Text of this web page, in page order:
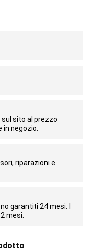
sito al prezzo
negozio.
riparazioni e
garantiti 24 mesi. I
mesi.